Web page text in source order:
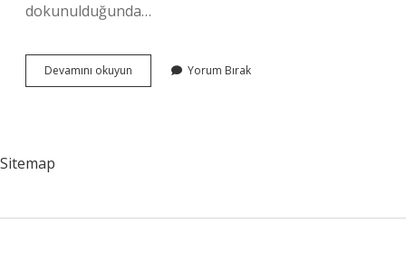
dokunulduğunda…
Devamını okuyun Bebeklerde
Boyun
Yorum Bırak
Sitemap